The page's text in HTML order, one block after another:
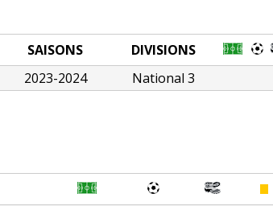
SAISONS
DIVISIONS
2023-2024 National 3